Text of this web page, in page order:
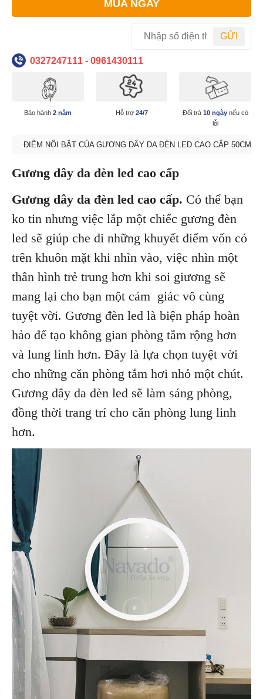
MUA NGAY
GỬI
0327247111 - 0961430111
Bảo hành 2 năm Hỗ trợ 24/7 Đổi trả 10 ngàynếu có
lỗi
ĐIỂM NỔI BẬT CỦA GƯƠNG DÂY DA ĐÈN LED CAO CẤP 50CM
Gương dây da đèn led cao cấp
Gương dây da đèn led cao cấp. Có thể bạn
ko tin nhưng việc lắp một chiếc gương đèn
led sẽ giúp che đi những khuyết điểm vốn có
trên khuôn mặt khi nhìn vào, việc nhìn một
thân hình trẻ trung hơn khi soi giương sẽ
mang lại cho bạn một cảm giác vô cùng
tuyệt vời. Gương đèn led là biện pháp hoàn
hảo để tạo không gian phòng tắm rộng hơn
và lung linh hơn. Đây là lựa chọn tuyệt vời
cho những căn phòng tắm hơi nhỏ một chút.
Gương dây da đèn led sẽ làm sáng phòng,
đồng thời trang trí cho căn phòng lung linh
hơn.